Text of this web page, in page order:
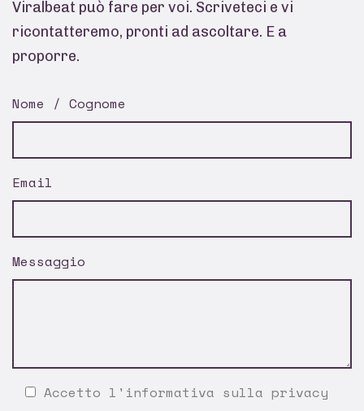
Viralbeat può fare per voi. Scriveteci e vi
ricontatteremo, pronti ad ascoltare. E a
proporre.
Nome / Cognome
Email
Messaggio
Accetto l' informativa sulla privacy